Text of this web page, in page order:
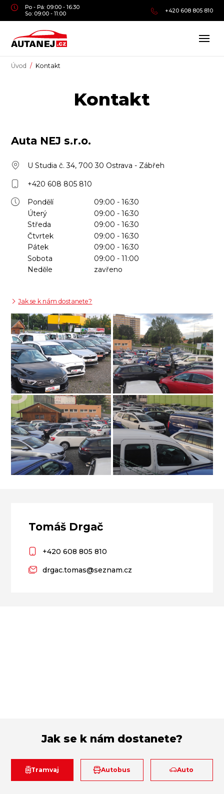
Po - Pá: 09:00 - 16:30
So: 09:00 - 11:00
+420 608 805 810
Úvod Kontakt
Kontakt
Auta NEJ s.r.o.
U Studia č. 34, 700 30 Ostrava - Zábřeh
+420 608 805 810
Pondělí
09:00 - 16:30
Úterý
09:00 - 16:30
Středa
09:00 - 16:30
Čtvrtek
09:00 - 16:30
Pátek
09:00 - 16:30
Sobota
09:00 - 11:00
Neděle
zavřeno
Jak se k nám dostanete?
Tomáš Drgač
+420 608 805 810
drgac.tomas@seznam.cz
Jak se k nám dostanete?
Tramvaj Autobus Auto